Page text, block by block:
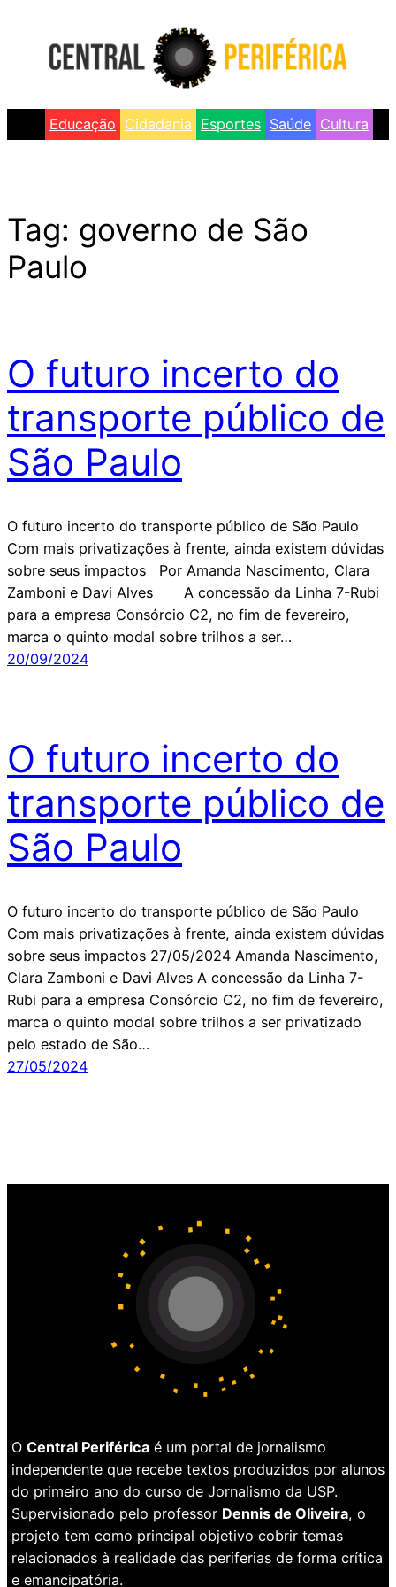
content
Educação Cidadania Esportes Saúde Cultura
Tag: governo de São
Paulo
O futuro incerto do
transporte público de
São Paulo
O futuro incerto do transporte público de São Paulo
Com mais privatizações à frente, ainda existem dúvidas
sobre seus impactos Por Amanda Nascimento, Clara
Zamboni e Davi Alves A concessão da Linha 7-Rubi
para a empresa Consórcio C2, no fim de fevereiro,
marca o quinto modal sobre trilhos a ser…
20/09/2024
O futuro incerto do
transporte público de
São Paulo
O futuro incerto do transporte público de São Paulo
Com mais privatizações à frente, ainda existem dúvidas
sobre seus impactos 27/05/2024 Amanda Nascimento,
Clara Zamboni e Davi Alves A concessão da Linha 7-
Rubi para a empresa Consórcio C2, no fim de fevereiro,
marca o quinto modal sobre trilhos a ser privatizado
pelo estado de São…
27/05/2024
O Central Periférica é um portal de jornalismo
independente que recebe textos produzidos por alunos
do primeiro ano do curso de Jornalismo da USP.
Supervisionado pelo professor Dennis de Oliveira, o
projeto tem como principal objetivo cobrir temas
relacionados à realidade das periferias de forma crítica
e emancipatória.